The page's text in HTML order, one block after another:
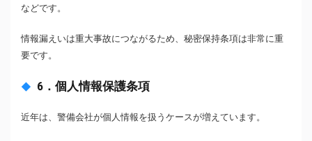
などです。
情報漏えいは重大事故につながるため、秘密保持条項は非常に重
要です。
6．個人情報保護条項
近年は、警備会社が個人情報を扱うケースが増えています。